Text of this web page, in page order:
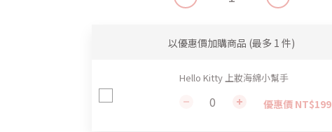
以優惠價加購商品 (最多 1 件)
Hello Kitty 上妝海綿小幫手
優惠價 NT$199